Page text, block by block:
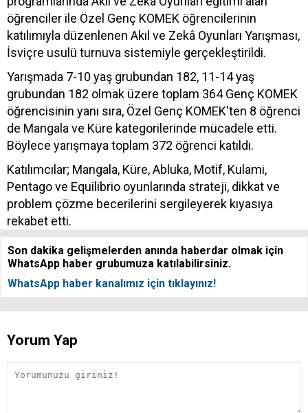
öğrenciler ile Özel Genç KOMEK öğrencilerinin
katılımıyla düzenlenen Akıl ve Zekâ Oyunları Yarışması,
İsviçre usulü turnuva sistemiyle gerçekleştirildi.
Yarışmada 7-10 yaş grubundan 182, 11-14 yaş
grubundan 182 olmak üzere toplam 364 Genç KOMEK
öğrencisinin yanı sıra, Özel Genç KOMEK'ten 8 öğrenci
de Mangala ve Küre kategorilerinde mücadele etti.
Böylece yarışmaya toplam 372 öğrenci katıldı.
Katılımcılar; Mangala, Küre, Abluka, Motif, Kulami,
Pentago ve Equilibrio oyunlarında strateji, dikkat ve
problem çözme becerilerini sergileyerek kıyasıya
rekabet etti.
Son dakika gelişmelerden anında haberdar olmak için
WhatsApp haber grubumuza katılabilirsiniz.
WhatsApp haber kanalımız için tıklayınız!
Yorum Yap